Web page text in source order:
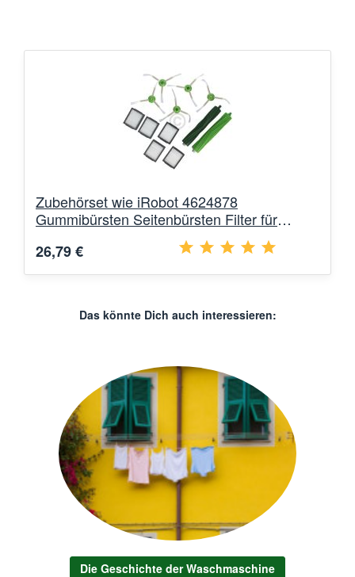
Zubehörset wie iRobot 4624878
Gummibürsten Seitenbürsten Filter für
Roomba E5 E6 E7 i7 Saugroboter
26,79 €
Das könnte Dich auch interessieren:
Die Geschichte der Waschmaschine